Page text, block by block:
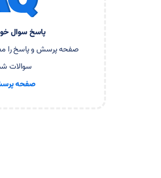
پاسخ سوال خود
صفحه پرسش و پاسخ را
سوالات
صفحه